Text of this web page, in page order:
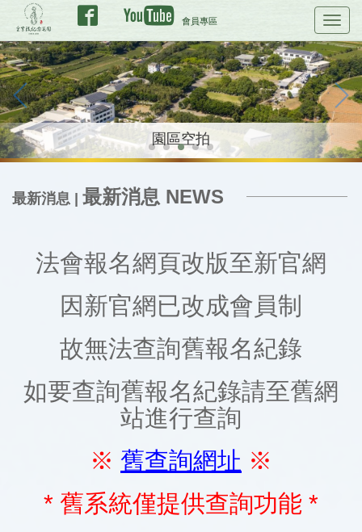
會員專區
皇穹陵紀念花園景觀 雨後景觀
永恆博愛
園區空拍
毘盧精舍
最新消息 | 最新消息 NEWS
法會報名網頁改版至新官網
因新官網已改成會員制
故無法查詢舊報名紀錄
如要查詢舊報名紀錄請至舊網
站進行查詢
※ 舊查詢網址 ※
* 舊系統僅提供查詢功能 *